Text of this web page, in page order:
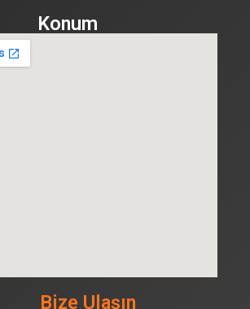
Konum
Bize Ulaşın